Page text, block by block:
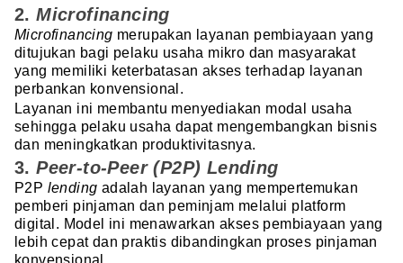
2.Microfinancing
Microfinancing merupakan layanan pembiayaan yang
ditujukan bagi pelaku usaha mikro dan masyarakat
yang memiliki keterbatasan akses terhadap layanan
perbankan konvensional.
Layanan ini membantu menyediakan modal usaha
sehingga pelaku usaha dapat mengembangkan bisnis
dan meningkatkan produktivitasnya.
3.Peer-to-Peer (P2P) Lending
P2P lending adalah layanan yang mempertemukan
pemberi pinjaman dan peminjam melalui platform
digital. Model ini menawarkan akses pembiayaan yang
lebih cepat dan praktis dibandingkan proses pinjaman